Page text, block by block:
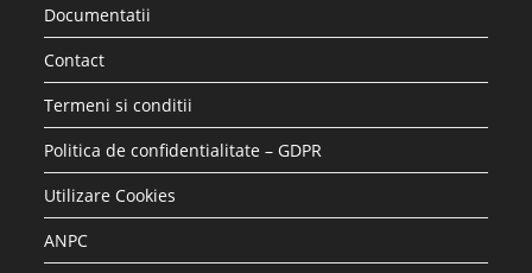
Documentatii
Contact
Termeni si conditii
Politica de confidentialitate – GDPR
Utilizare Cookies
ANPC